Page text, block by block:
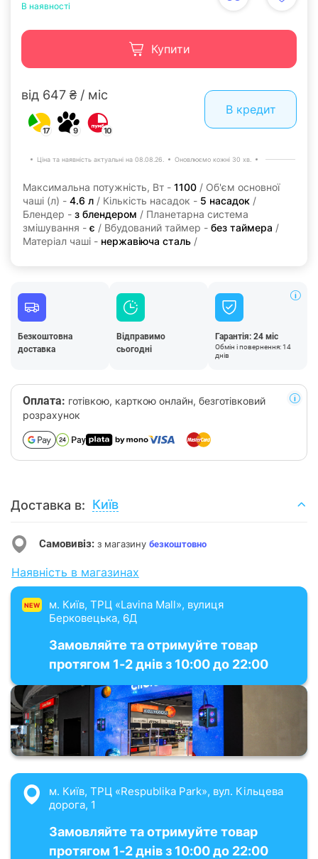
В наявності
Купити
від 647 ₴ / міс
17 9 10
В кредит
Ціна та наявність актуальні на 08.08.26. Оновлюємо кожні 30 хв.
Максимальна потужність, Вт - 1100 / Об'єм основної
чаші (л) - 4.6 л / Кількість насадок - 5 насадок /
Блендер - з блендером / Планетарна система
змішування - є / Вбудований таймер - без таймера /
Матеріал чаші - нержавіюча сталь /
Безкоштовна
доставка
Відправимо
сьогодні
Гарантія: 24 міс
Обмін і повернення: 14
днів
Оплата: готівкою, карткою онлайн, безготівковий
розрахунок
Доставка в: Київ
Самовивіз: з магазину безкоштовно
Наявність в магазинах
NEW
м. Київ, ТРЦ «Lavina Mall», вулиця
Берковецька, 6Д
Замовляйте та отримуйте товар
протягом 1-2 днів з 10:00 до 22:00
м. Київ, ТРЦ «Respublika Park», вул. Кільцева
дорога, 1
Замовляйте та отримуйте товар
протягом 1-2 днів з 10:00 до 22:00